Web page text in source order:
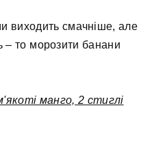
виходить смачніше, але
то морозити банани
манго, 2 стиглі